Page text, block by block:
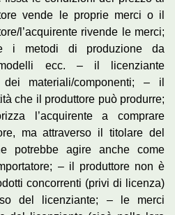
vende le proprie merci o il
l’acquirente rivende le merci;
i metodi di produzione da
ecc. – il licenziante
materiali/componenti; – il
che il produttore può produrre;
l’acquirente a comprare
ma attraverso il titolare del
potrebbe agire anche come
– il produttore non è
concorrenti (privi di licenza)
del licenziante; – le merci